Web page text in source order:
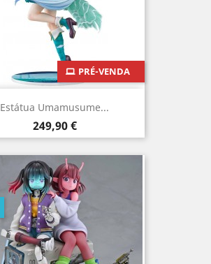
Estátua Umamusume...
Preço
249,90 €
PRÉ-VENDA